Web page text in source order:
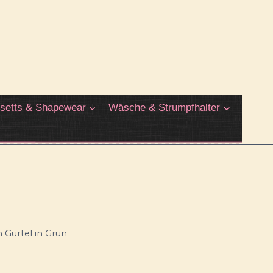
& Shapewear Wäsche & Strumpfhalter
Gürtel in Grün